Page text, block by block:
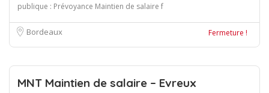
publique : Prévoyance Maintien de salaire f
Bordeaux Fermeture !
MNT Maintien de salaire – Evreux